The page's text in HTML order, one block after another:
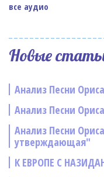
все аудио
Новые
Анализ Песни
Анализ Песни
Анализ Песни
утверждающая"
К ЕВРОПЕ С